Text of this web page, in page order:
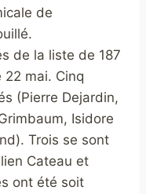
de
de la liste de 187
mai. Cinq
(Pierre Dejardin,
Isidore
Trois se sont
Cateau et
ont été soit